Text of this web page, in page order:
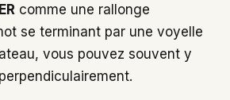
comme une rallonge
se terminant par une voyelle
vous pouvez souvent y
perpendiculairement.